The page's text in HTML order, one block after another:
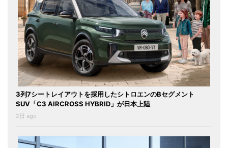
3列7シートレイアウトを採用したシトロエンのBセグメント
SUV「C3 AIRCROSS HYBRID」が日本上陸
2日 ago